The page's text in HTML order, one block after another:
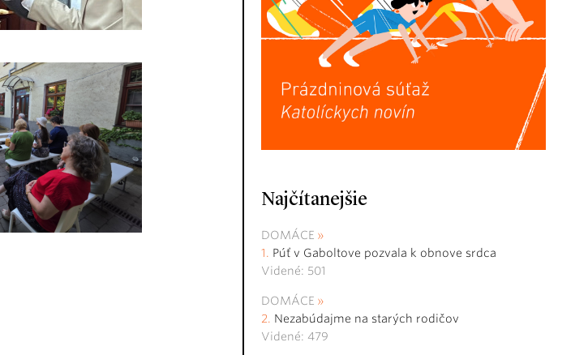
Najčítanejšie
DOMÁCE
Púť v Gaboltove pozvala k obnove srdca
Videné: 501
DOMÁCE
Nezabúdajme na starých rodičov
Videné: 479